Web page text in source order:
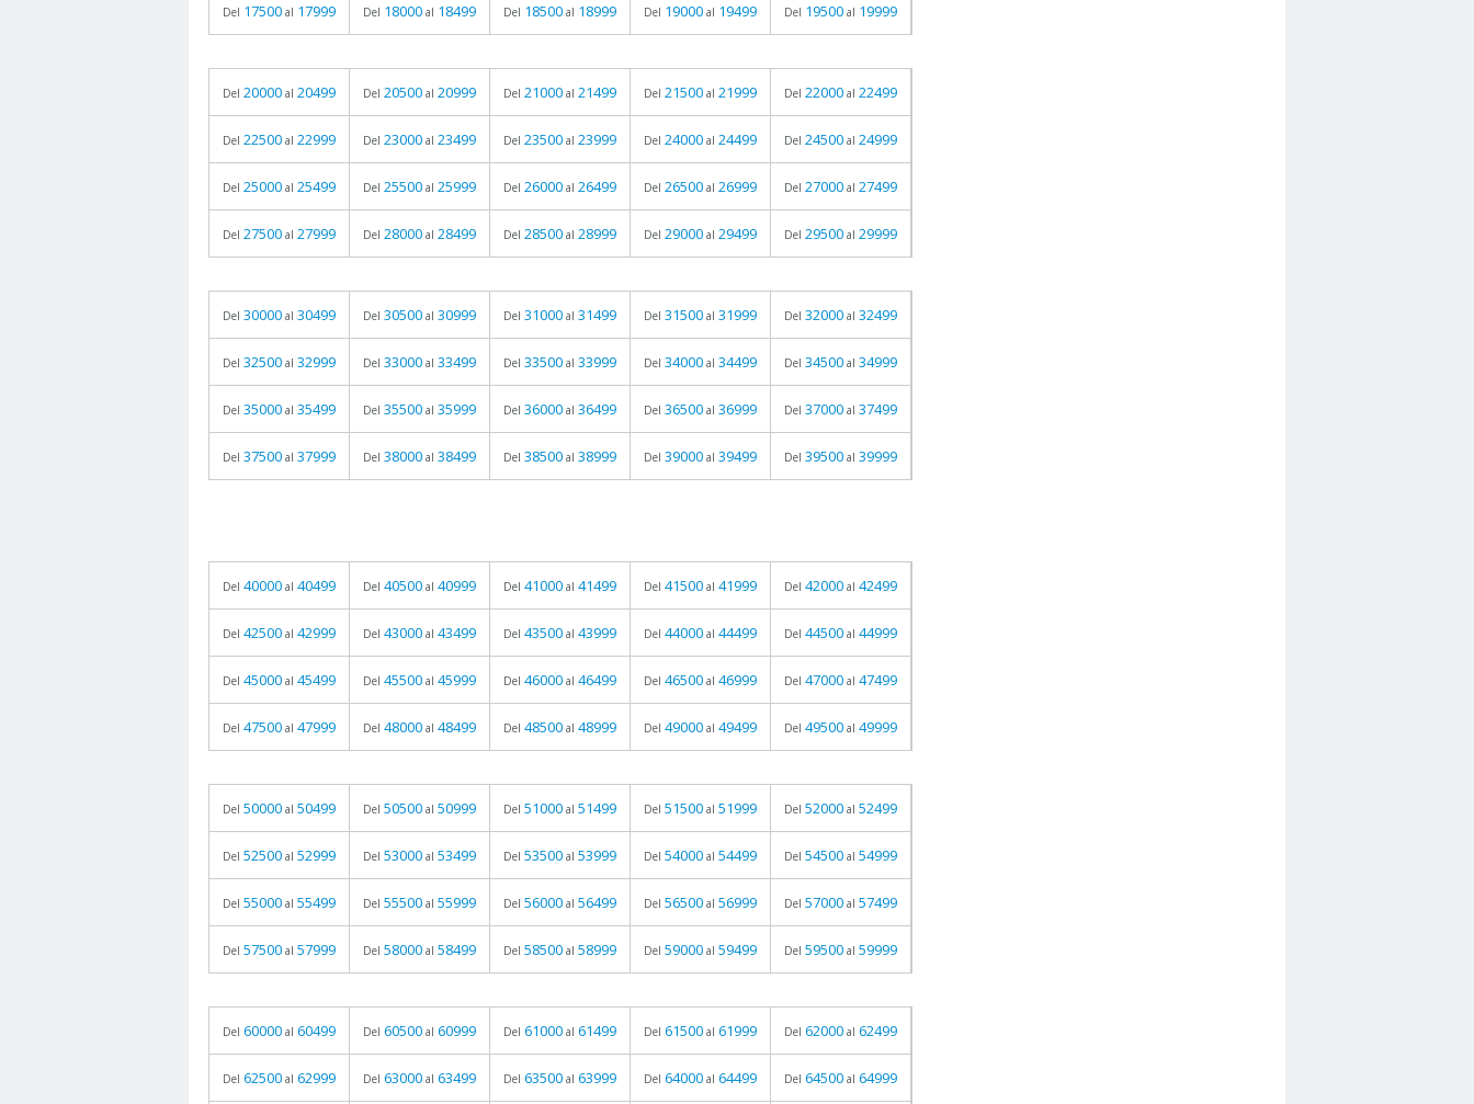
Del 17500 al 17999 Del 18000 al 18499 Del 18500 al 18999 Del 19000 al 19499 Del 19500 al 19999
Del 20000 al 20499 Del 20500 al 20999 Del 21000 al 21499 Del 21500 al 21999 Del 22000 al 22499
Del 22500 al 22999 Del 23000 al 23499 Del 23500 al 23999 Del 24000 al 24499 Del 24500 al 24999
Del 25000 al 25499 Del 25500 al 25999 Del 26000 al 26499 Del 26500 al 26999 Del 27000 al 27499
Del 27500 al 27999 Del 28000 al 28499 Del 28500 al 28999 Del 29000 al 29499 Del 29500 al 29999
Del 30000 al 30499 Del 30500 al 30999 Del 31000 al 31499 Del 31500 al 31999 Del 32000 al 32499
Del 32500 al 32999 Del 33000 al 33499 Del 33500 al 33999 Del 34000 al 34499 Del 34500 al 34999
Del 35000 al 35499 Del 35500 al 35999 Del 36000 al 36499 Del 36500 al 36999 Del 37000 al 37499
Del 37500 al 37999 Del 38000 al 38499 Del 38500 al 38999 Del 39000 al 39499 Del 39500 al 39999
Del 40000 al 40499 Del 40500 al 40999 Del 41000 al 41499 Del 41500 al 41999 Del 42000 al 42499
Del 42500 al 42999 Del 43000 al 43499 Del 43500 al 43999 Del 44000 al 44499 Del 44500 al 44999
Del 45000 al 45499 Del 45500 al 45999 Del 46000 al 46499 Del 46500 al 46999 Del 47000 al 47499
Del 47500 al 47999 Del 48000 al 48499 Del 48500 al 48999 Del 49000 al 49499 Del 49500 al 49999
Del 50000 al 50499 Del 50500 al 50999 Del 51000 al 51499 Del 51500 al 51999 Del 52000 al 52499
Del 52500 al 52999 Del 53000 al 53499 Del 53500 al 53999 Del 54000 al 54499 Del 54500 al 54999
Del 55000 al 55499 Del 55500 al 55999 Del 56000 al 56499 Del 56500 al 56999 Del 57000 al 57499
Del 57500 al 57999 Del 58000 al 58499 Del 58500 al 58999 Del 59000 al 59499 Del 59500 al 59999
Del 60000 al 60499 Del 60500 al 60999 Del 61000 al 61499 Del 61500 al 61999 Del 62000 al 62499
Del 62500 al 62999 Del 63000 al 63499 Del 63500 al 63999 Del 64000 al 64499 Del 64500 al 64999